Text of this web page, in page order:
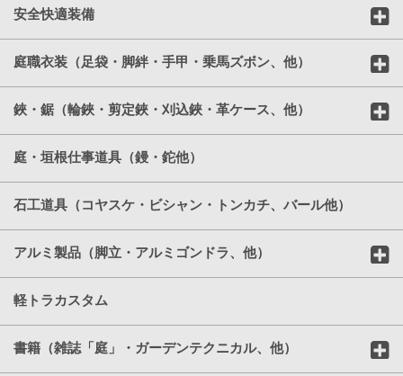
安全快適装備
庭職衣装（足袋・脚絆・手甲・乗馬ズボン、他）
鋏・鋸（輪鋏・剪定鋏・刈込鋏・革ケース、他）
庭・垣根仕事道具（鏝・鉈他）
石工道具（コヤスケ・ビシャン・トンカチ、バール他）
アルミ製品（脚立・アルミゴンドラ、他）
軽トラカスタム
書籍（雑誌「庭」・ガーデンテクニカル、他）